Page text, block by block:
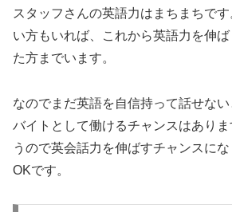
スタッフさんの英語力はまちまちで
い方もいれば、これから英語力を伸
た方までいます。
なのでまだ英語を自信持って話せな
バイトとして働けるチャンスはあり
うので英会話力を伸ばすチャンスに
OKです。